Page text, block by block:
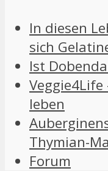
In diesen
sich
Ist
leben
Thymian-
Forum